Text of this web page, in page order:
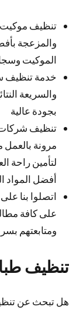
تنظيف موكيت
والمزعجة
الموكيت
خدمة تنظيف
والسريعة
بجودة عالية
تنظيف
مرونة بالعمل
لتأمين راحة
أفضل المواد
على كافة
ومتابعتهم
تنظيف
هل تبحث عن